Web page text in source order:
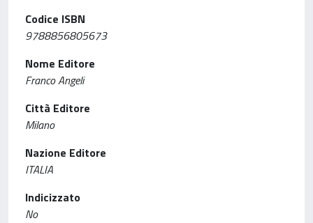
Codice ISBN
9788856805673
Nome Editore
Franco Angeli
Città Editore
Milano
Nazione Editore
ITALIA
Indicizzato
No